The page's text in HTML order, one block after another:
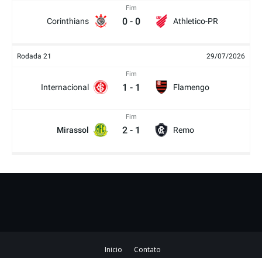
Corinthians
Fim
0 - 0 Athletico-PR
Rodada 21 29/07/2026
Internacional
Fim
1 - 1 Flamengo
Mirassol
Fim
2 - 1 Remo
Inicio Contato